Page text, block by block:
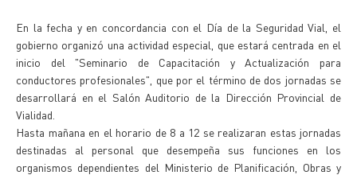
En la fecha y en concordancia con el Día de la Seguridad Vial, el
gobierno organizó una actividad especial, que estará centrada en el
inicio del "Seminario de Capacitación y Actualización para
conductores profesionales", que por el término de dos jornadas se
desarrollará en el Salón Auditorio de la Dirección Provincial de
Vialidad.
Hasta mañana en el horario de 8 a 12 se realizaran estas jornadas
destinadas al personal que desempeña sus funciones en los
organismos dependientes del Ministerio de Planificación, Obras y